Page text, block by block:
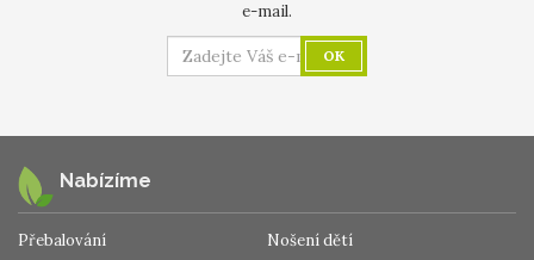
e-mail.
OK
Nabízíme
Přebalování
Nošení dětí